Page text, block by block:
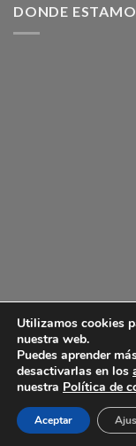
DONDE
Utilizamos cookies
nuestra web.
Puedes aprender
desactivarlas en los
nuestra Política de
Aceptar